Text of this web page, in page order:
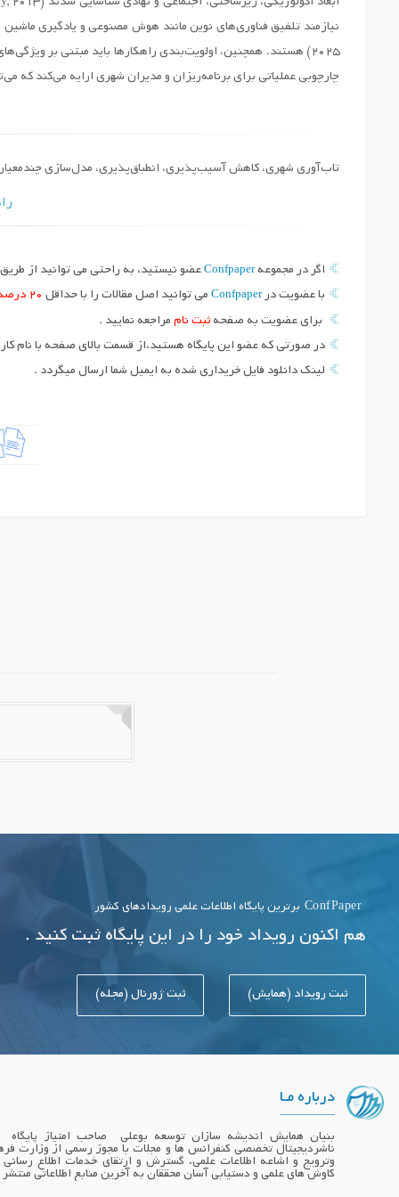
چارچوبی عملیاتی برای برنامه‌ریزان و مدیران شهری ارایه می‌کند که
تاب‌آوری شهری، کاهش آسیب‌پذیری، انطباق‌پذیری، مدل‌سازی
اگر در مجموعهConfpaper عضو نیستید، به راحتی می توانید از
با عضویت درConfpaper می توانید اصل مقالات را با حداقل 20 درصد
برای عضویت به صفحه ثبت نام مراجعه نمایید .
در صورتی که عضو این پایگاه هستید،از قسمت بالای صفحه با نام
لینک دانلود فایل خریداری شده به ایمیل شما ارسال میگردد .
ConfPaper برترین پایگاه اطلاعات علمی رویدادهای کشور
هم اکنون رویداد خود را در این پایگاه ثبت کنید .
ثبت رویداد (همایش) ثبت ژورنال (مجله)
درباره مـا
ناشردیجیتال تخصصی کنفرانس ها و مجلات با مجوز رسمی از وزارت
وترویج و اشاعه اطلاعات علمی، گسترش و ارتقای خدمات اطلاع
کاوش های علمی و دستیابی آسان محققان به آخرین منابع اطلاعاتی